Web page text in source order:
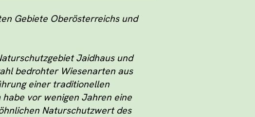
Gebiete Oberösterreichs und
Jaidhaus und
bedrohter Wiesenarten aus
einer traditionellen
vor wenigen Jahren eine
Naturschutzwert des